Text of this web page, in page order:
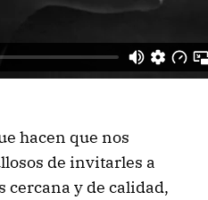
hacen que nos
de invitarles a
cercana y de calidad,